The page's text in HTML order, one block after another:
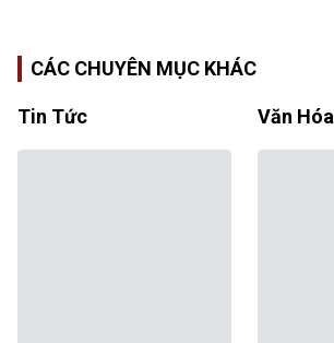
CÁC CHUYÊN MỤC KHÁC
Tin Tức Văn Hóa